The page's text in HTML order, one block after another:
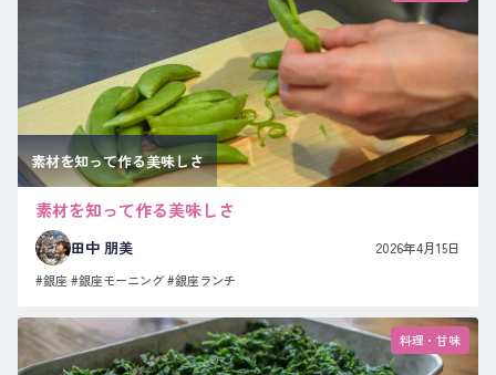
素材を知って作る美味しさ
素材を知って作る美味しさ
田中 朋美 2026年4月15日
#銀座 #銀座モーニング#銀座ランチ
料理・甘味